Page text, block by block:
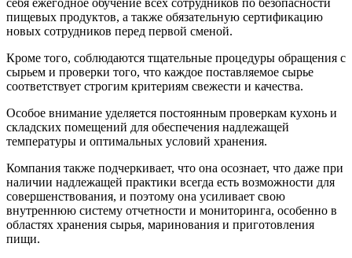
себя ежегодное обучение всех сотрудников по безопасности
пищевых продуктов, а также обязательную сертификацию
новых сотрудников перед первой сменой.
Кроме того, соблюдаются тщательные процедуры обращения с
сырьем и проверки того, что каждое поставляемое сырье
соответствует строгим критериям свежести и качества.
Особое внимание уделяется постоянным проверкам кухонь и
складских помещений для обеспечения надлежащей
температуры и оптимальных условий хранения.
Компания также подчеркивает, что она осознает, что даже при
наличии надлежащей практики всегда есть возможности для
совершенствования, и поэтому она усиливает свою
внутреннюю систему отчетности и мониторинга, особенно в
областях хранения сырья, маринования и приготовления
пищи.